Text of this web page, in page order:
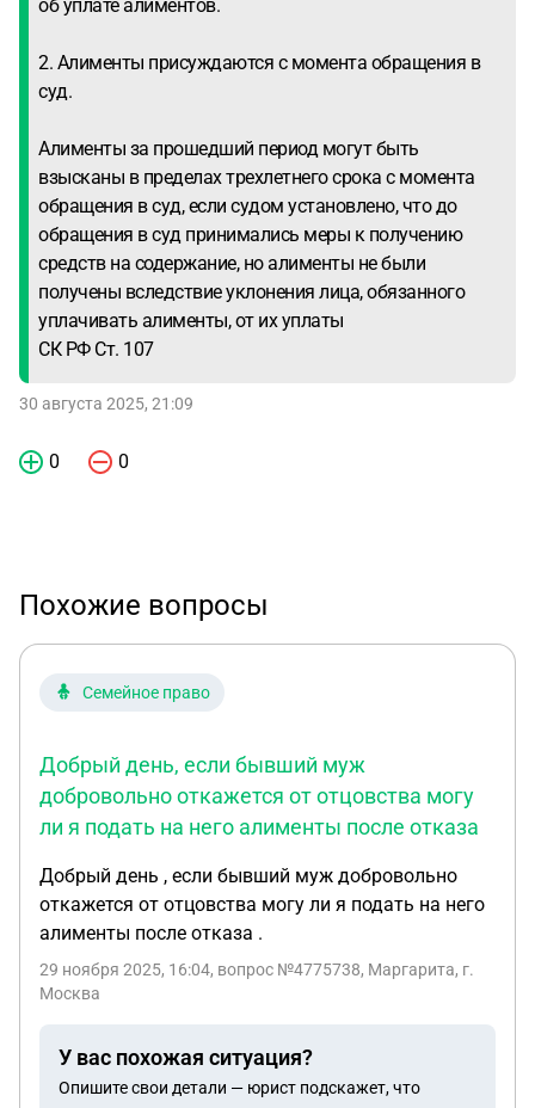
об уплате алиментов.
2. Алименты присуждаются с момента обращения в
суд.
Алименты за прошедший период могут быть
взысканы в пределах трехлетнего срока с момента
обращения в суд, если судом установлено, что до
обращения в суд принимались меры к получению
средств на содержание, но алименты не были
получены вследствие уклонения лица, обязанного
уплачивать алименты, от их уплаты
СК РФ Ст. 107
30 августа 2025, 21:09
0 0
Похожие вопросы
Семейное право
Добрый день, если бывший муж
добровольно откажется от отцовства могу
ли я подать на него алименты после отказа
Добрый день , если бывший муж добровольно
откажется от отцовства могу ли я подать на него
алименты после отказа .
29 ноября 2025, 16:04, вопрос №4775738, Маргарита, г.
Москва
У вас похожая ситуация?
Опишите свои детали — юрист подскажет, что